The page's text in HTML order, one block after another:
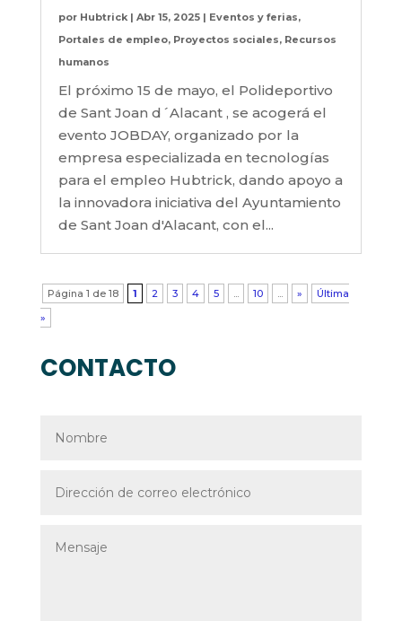
por Hubtrick| Abr 15, 2025| Eventos y ferias,
Portales de empleo, Proyectos sociales, Recursos
humanos
El próximo 15 de mayo, el Polideportivo
de Sant Joan d´Alacant , se acogerá el
evento JOBDAY, organizado por la
empresa especializada en tecnologías
para el empleo Hubtrick, dando apoyo a
la innovadora iniciativa del Ayuntamiento
de Sant Joan d'Alacant, con el...
Página 1 de 18 1 2 3 4 5 10 »
Última
»
CONTACTO